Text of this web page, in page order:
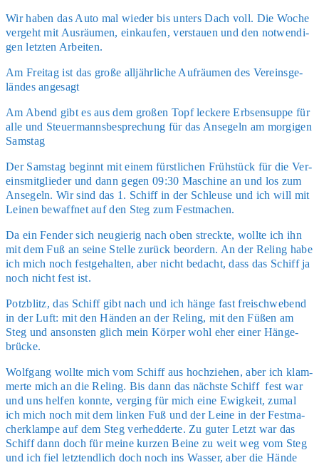
Wir haben das Auto mal wie­der bis unters Dach voll. Die Woche
ver­geht mit Aus­räu­men, ein­kau­fen, ver­stau­en und den not­wen­di­
gen letz­ten Arbei­ten.
Am Frei­tag ist das gro­ße all­jähr­li­che Auf­räu­men des Ver­eins­ge­
län­des ange­sagt
Am Abend gibt es aus dem gro­ßen Topf lecke­re Erb­sen­sup­pe für
alle und Steu­er­manns­be­spre­chung für das Anse­geln am mor­gi­gen
Sams­tag
Der Sams­tag beginnt mit einem fürst­li­chen Früh­stück für die Ver­
eins­mit­glie­der und dann gegen 09:30 Maschi­ne an und los zum
Anse­geln. Wir sind das 1. Schiff in der Schleu­se und ich will mit
Lei­nen bewaff­net auf den Steg zum Fest­ma­chen.
Da ein Fen­der sich neu­gie­rig nach oben streck­te, woll­te ich ihn
mit dem Fuß an sei­ne Stel­le zurück beor­dern. An der Reling habe
ich mich noch fest­ge­hal­ten, aber nicht bedacht, dass das Schiff ja
noch nicht fest ist.
Potz­blitz, das Schiff gibt nach und ich hän­ge fast frei­schwe­bend
in der Luft: mit den Hän­den an der Reling, mit den Füßen am
Steg und ansons­ten glich mein Kör­per wohl eher einer Hän­ge­
brü­cke.
Wolf­gang woll­te mich vom Schiff aus hoch­zie­hen, aber ich klam­
mer­te mich an die Reling. Bis dann das nächs­te Schiff fest war
und uns hel­fen konn­te, ver­ging für mich eine Ewig­keit, zumal
ich mich noch mit dem lin­ken Fuß und der Lei­ne in der Fest­ma­
ch­er­klam­pe auf dem Steg ver­hed­der­te. Zu guter Letzt war das
Schiff dann doch für mei­ne kur­zen Bei­ne zu weit weg vom Steg
und ich fiel letzt­end­lich doch noch ins Was­ser, aber die Hän­de